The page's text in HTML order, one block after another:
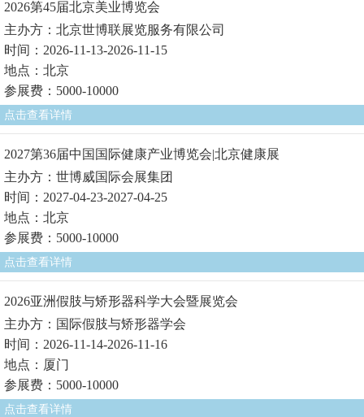
2026第45届北京美业博览会
主办方：北京世博联展览服务有限公司
时间：2026-11-13-2026-11-15
地点：北京
参展费：5000-10000
点击查看详情
2027第36届中国国际健康产业博览会|北京健康展
主办方：世博威国际会展集团
时间：2027-04-23-2027-04-25
地点：北京
参展费：5000-10000
点击查看详情
2026亚洲假肢与矫形器科学大会暨展览会
主办方：国际假肢与矫形器学会
时间：2026-11-14-2026-11-16
地点：厦门
参展费：5000-10000
点击查看详情